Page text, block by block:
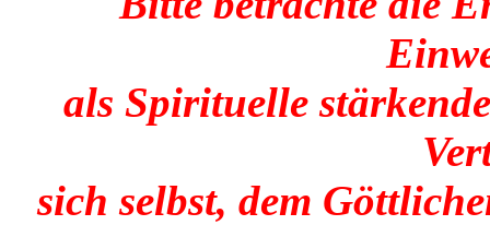
als Spirituelle
sich selbst, dem